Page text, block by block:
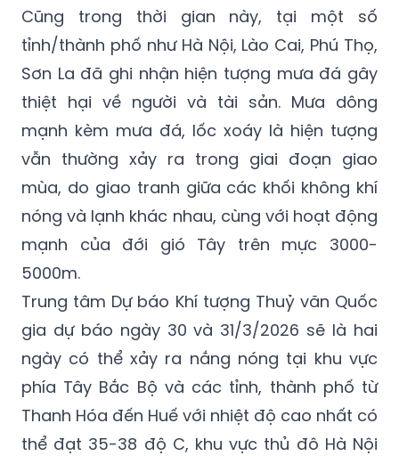
Cũng trong thời gian này, tại một số
tỉnh/thành phố như Hà Nội, Lào Cai, Phú Thọ,
Sơn La đã ghi nhận hiện tượng mưa đá gây
thiệt hại về người và tài sản. Mưa dông
mạnh kèm mưa đá, lốc xoáy là hiện tượng
vẫn thường xảy ra trong giai đoạn giao
mùa, do giao tranh giữa các khối không khí
nóng và lạnh khác nhau, cùng với hoạt động
mạnh của đới gió Tây trên mực 3000-
5000m.
Trung tâm Dự báo Khí tượng Thuỷ văn Quốc
gia dự báo ngày 30 và 31/3/2026 sẽ là hai
ngày có thể xảy ra nắng nóng tại khu vực
phía Tây Bắc Bộ và các tỉnh, thành phố từ
Thanh Hóa đến Huế với nhiệt độ cao nhất có
thể đạt 35-38 độ C, khu vực thủ đô Hà Nội